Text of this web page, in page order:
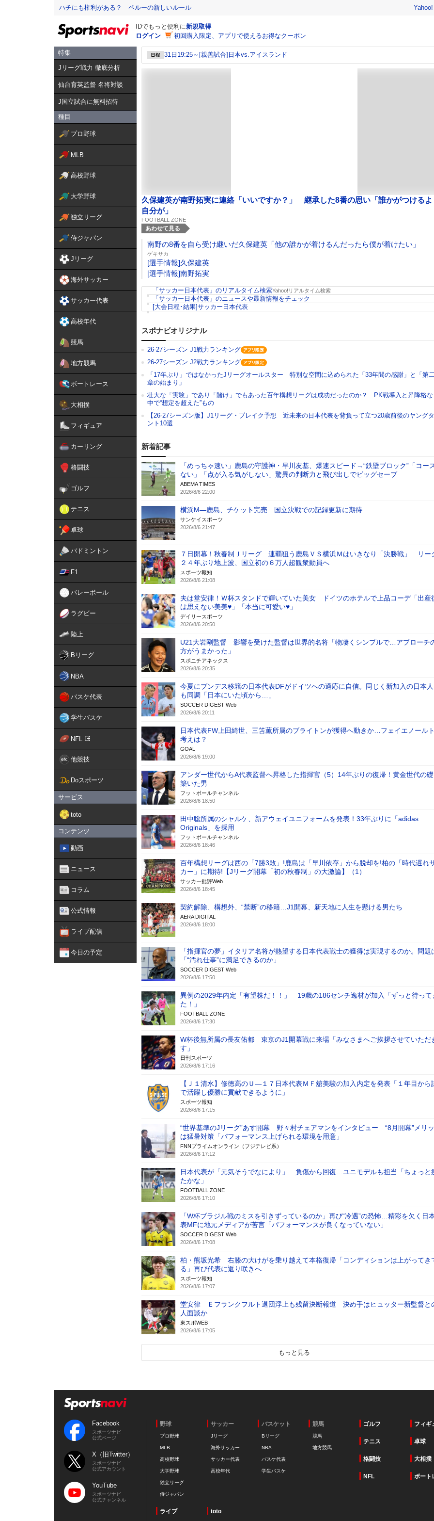
ハチにも権利がある？ ペルーの新しいルール
IDでもっと便利に新規取得
ログイン
初回購入限定、アプリで使えるお得なクーポン
特集
Jリーグ戦力 徹底分析
仙台育英監督 名将対談
J国立試合に無料招待
種目
プロ野球
MLB
高校野球
大学野球
独立リーグ
侍ジャパン
Jリーグ
海外サッカー
サッカー代表
高校年代
競馬
地方競馬
ボートレース
大相撲
フィギュア
カーリング
格闘技
ゴルフ
テニス
卓球
バドミントン
F1
バレーボール
ラグビー
陸上
Bリーグ
NBA
バスケ代表
学生バスケ
NFL
他競技
Doスポーツ
サービス
toto
コンテンツ
動画
ニュース
コラム
公式情報
ライブ配信
今日の予定
31日19:25～[親善試合]日本vs.アイスランド
久保建英が南野拓実に連絡「いいですか？」 継承した8番の思い「誰かがつけるよ
自分が」
FOOTBALL ZONE
あわせて見る
南野の8番を自ら受け継いだ久保建英「他の誰かが着けるんだったら僕が着けたい」
ゲキサカ
[選手情報]久保建英
[選手情報]南野拓実
「サッカー日本代表」のリアルタイム検索Yahoo!リアルタイム検索
「サッカー日本代表」のニュースや最新情報をチェック
[大会日程･結果]サッカー日本代表
スポナビオリジナル
26-27シーズン J1戦力ランキング
26-27シーズン J2戦力ランキング
「17年ぶり」ではなかったJリーグオールスター 特別な空間に込められた「33年間の感謝」と「第
章の始まり」
壮大な「実験」であり「賭け」でもあった百年構想リーグは成功だったのか？ PK戦導入と昇降格
中で“想定を超えた”もの
【26-27シーズン版】J1リーグ・ブレイク予想 近未来の日本代表を背負って立つ20歳前後のヤング
ント10選
新着記事
「めっちゃ速い」鹿島の守護神・早川友基、爆速スピード→“鉄壁ブロック”「コー
ない」「点が入る気がしない」驚異の判断力と飛び出しでビッグセーブ
ABEMA TIMES
2026/8/6 22:00
横浜M―鹿島、チケット完売 国立決戦での記録更新に期待
サンケイスポーツ
2026/8/6 21:47
７日開幕！秋春制Ｊリーグ 連覇狙う鹿島ＶＳ横浜Ｍはいきなり「決勝戦」 リー
２４年ぶり地上波、国立初の６万人超観衆動員へ
スポーツ報知
2026/8/6 21:08
夫は堂安律！Ｗ杯スタンドで輝いていた美女 ドイツのホテルで上品コーデ「出産
は思えない美美♥」「本当に可愛い♥」
デイリースポーツ
2026/8/6 20:50
U21大岩剛監督 影響を受けた監督は世界的名将「物凄くシンプルで…アプローチ
方がうまかった」
スポニチアネックス
2026/8/6 20:35
今夏にブンデス移籍の日本代表DFがドイツへの適応に自信。同じく新加入の日本
も同調「日本にいた頃から…」
SOCCER DIGEST Web
2026/8/6 20:11
日本代表FW上田綺世、三笘薫所属のブライトンが獲得へ動きか…フェイエノール
考えは？
GOAL
2026/8/6 19:00
アンダー世代からA代表監督へ昇格した指揮官（5）14年ぶりの復帰！黄金世代の
築いた男
フットボールチャンネル
2026/8/6 18:50
田中聡所属のシャルケ、新アウェイユニフォームを発表！33年ぶりに「adidas
Originals」を採用
フットボールチャンネル
2026/8/6 18:46
百年構想リーグは西の「7勝3敗」!鹿島は「早川依存」から脱却を!柏の「時代遅れ
カー」に期待!【Jリーグ開幕「初の秋春制」の大激論】（1）
サッカー批評Web
2026/8/6 18:45
契約解除、構想外、“禁断”の移籍…J1開幕、新天地に人生を懸ける男たち
AERA DIGITAL
2026/8/6 18:00
「指揮官の夢」イタリア名将が熱望する日本代表戦士の獲得は実現するのか。問題
「“汚れ仕事”に満足できるのか」
SOCCER DIGEST Web
2026/8/6 17:50
異例の2029年内定「有望株だ！！」 19歳の186センチ逸材が加入「ずっと待って
た！」
FOOTBALL ZONE
2026/8/6 17:30
W杯後無所属の長友佑都 東京のJ1開幕戦に来場「みなさまへご挨拶させていただ
す」
日刊スポーツ
2026/8/6 17:16
【Ｊ１清水】修徳高のＵ―１７日本代表ＭＦ舘美駿の加入内定を発表「１年目から
で活躍し優勝に貢献できるように」
スポーツ報知
2026/8/6 17:15
“世界基準のJリーグ”あす開幕 野々村チェアマンをインタビュー “8月開幕”メリ
は猛暑対策「パフォーマンス上げられる環境を用意」
FNNプライムオンライン（フジテレビ系）
2026/8/6 17:12
日本代表が「元気そうでなにより」 負傷から回復…ユニモデルも担当「ちょっと
たかな」
FOOTBALL ZONE
2026/8/6 17:10
「W杯ブラジル戦のミスを引きずっているのか」再び“冷遇”の恐怖…精彩を欠く日
表MFに地元メディアが苦言「パフォーマンスが良くなっていない」
SOCCER DIGEST Web
2026/8/6 17:08
柏・熊坂光希 右膝の大けがを乗り越えて本格復帰「コンディションは上がってき
る」再び代表に返り咲きへ
スポーツ報知
2026/8/6 17:07
堂安律 Ｅフランクフルト退団浮上も残留決断報道 決め手はヒュッター新監督と
人面談か
東スポWEB
2026/8/6 17:05
もっと見る
Facebook
スポーツナビ
公式ページ
X（旧Twitter）
スポーツナビ
公式アカウント
YouTube
スポーツナビ
公式チャンネル
野球
プロ野球
MLB
高校野球
大学野球
独立リーグ
侍ジャパン
サッカー
Jリーグ
海外サッカー
サッカー代表
高校年代
バスケット
Bリーグ
NBA
バスケ代表
学生バスケ
競馬
競馬
地方競馬
ゴルフ フィギ
テニス 卓球
格闘技 大相撲
NFL ボート
ライブ toto